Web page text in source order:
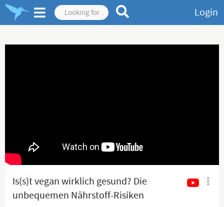
Login
Is(s)t vegan wirklich gesund? Die
unbequemen Nährstoff-Risiken